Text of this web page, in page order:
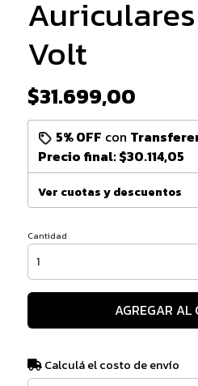
Volt
$31.699,00
5% OFF con
Precio final:$30.114,05
Ver cuotas y descuentos
Cantidad
AGREGAR AL
Calculá el costo de envío